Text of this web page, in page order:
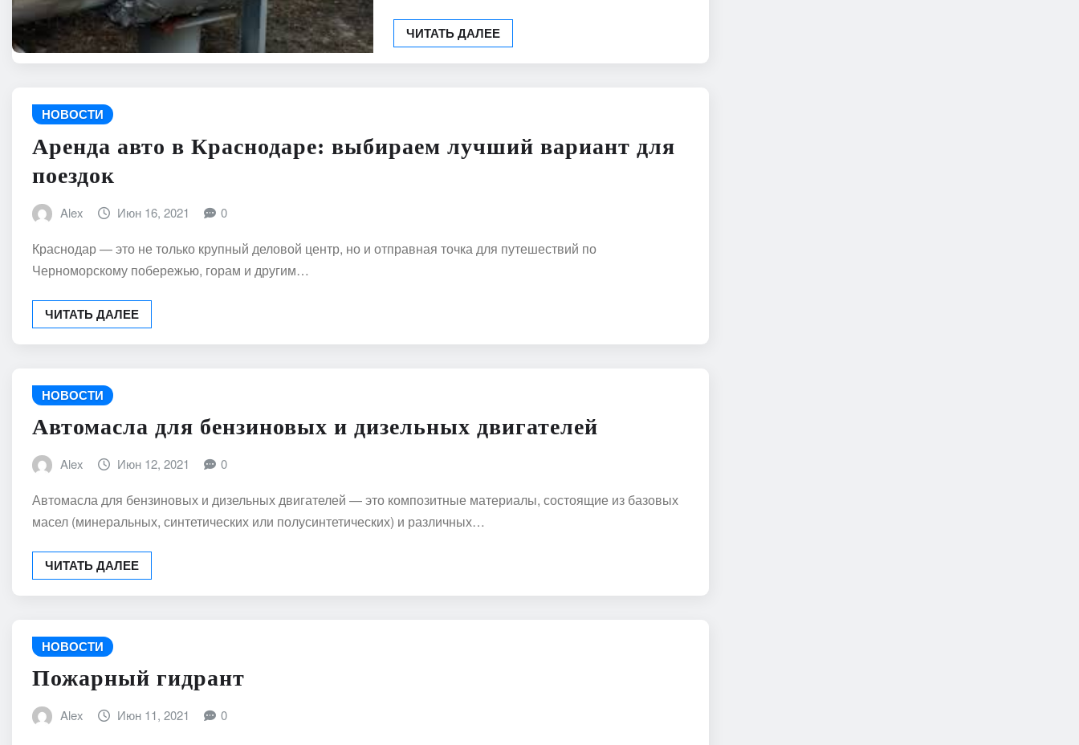
ЧИТАТЬ ДАЛЕЕ
НОВОСТИ
Аренда авто в Краснодаре: выбираем лучший вариант для
поездок
Alex Июн 16, 2021 0
Краснодар — это не только крупный деловой центр, но и отправная точка для путешествий по
Черноморскому побережью, горам и другим…
ЧИТАТЬ ДАЛЕЕ
НОВОСТИ
Автомасла для бензиновых и дизельных двигателей
Alex Июн 12, 2021 0
Автомасла для бензиновых и дизельных двигателей — это композитные материалы, состоящие из базовых
масел (минеральных, синтетических или полусинтетических) и различных…
ЧИТАТЬ ДАЛЕЕ
НОВОСТИ
Пожарный гидрант
Alex Июн 11, 2021 0